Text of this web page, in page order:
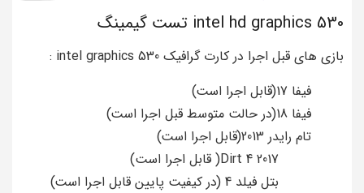
intel hd graphics 530 تست گیمینگ
بازی های قبل اجرا در کارت گرافیک intel graphics 530 :
فیفا 17(قابل اجرا است)
فیفا 18(در حالت متوسط قبل اجرا است)
تام رایدر 2013(قابل اجرا است)
Dirt 4 2017( قابل اجرا است)
بتل فیلد 4 (در کیفیت پایین قابل اجرا است)